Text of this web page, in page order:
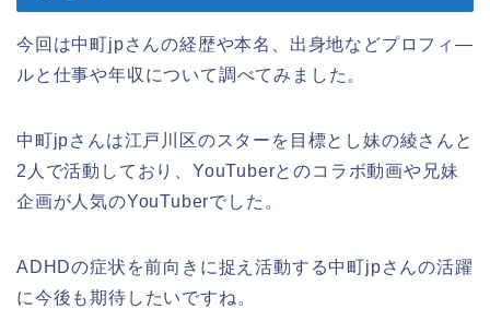
今回は中町jpさんの経歴や本名、出身地などプロフィ―
ルと仕事や年収について調べてみました。
中町jpさんは江戸川区のスターを目標とし妹の綾さんと
2人で活動しており、YouTuberとのコラボ動画や兄妹
企画が人気のYouTuberでした。
ADHDの症状を前向きに捉え活動する中町jpさんの活躍
に今後も期待したいですね。